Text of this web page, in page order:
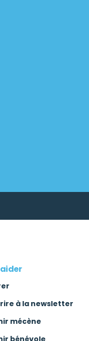
à la newsletter
mécène